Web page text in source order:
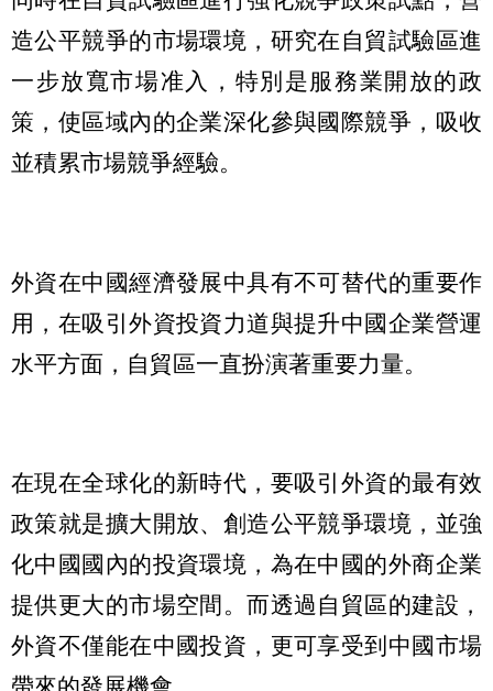
造公平競爭的市場環境，研究在自貿試驗區進
一步放寬市場准入，特別是服務業開放的政
策，使區域內的企業深化參與國際競爭，吸收
並積累市場競爭經驗。
外資在中國經濟發展中具有不可替代的重要作
用，在吸引外資投資力道與提升中國企業營運
水平方面，自貿區一直扮演著重要力量。
在現在全球化的新時代，要吸引外資的最有效
政策就是擴大開放、創造公平競爭環境，並強
化中國國內的投資環境，為在中國的外商企業
提供更大的市場空間。而透過自貿區的建設，
外資不僅能在中國投資，更可享受到中國市場